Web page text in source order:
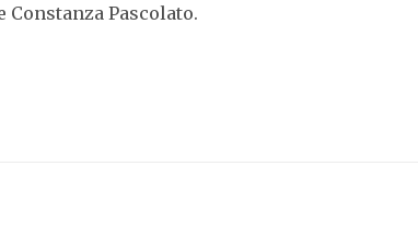
Pascolato.